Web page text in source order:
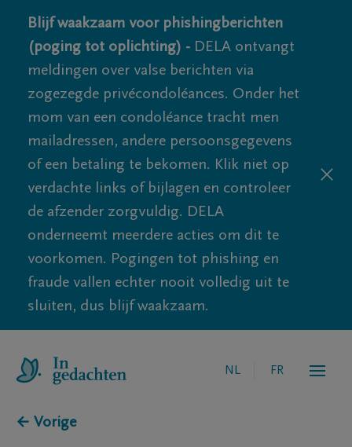
Blijf waakzaam voor phishingberichten
(poging tot oplichting) - DELA ontvangt
meldingen over valse berichten via
zogezegde privécondoléances. Onder het
mom van een condoléance tracht men
mailadressen, andere persoonsgegevens
of een betaling te bekomen. Klik niet op
verdachte links of bijlagen en controleer
de afzender zorgvuldig. DELA
onderneemt meerdere acties om dit te
voorkomen. Pogingen tot phishing en
fraude vallen echter nooit volledig uit te
sluiten, dus blijf waakzaam.
NL FR
← Vorige